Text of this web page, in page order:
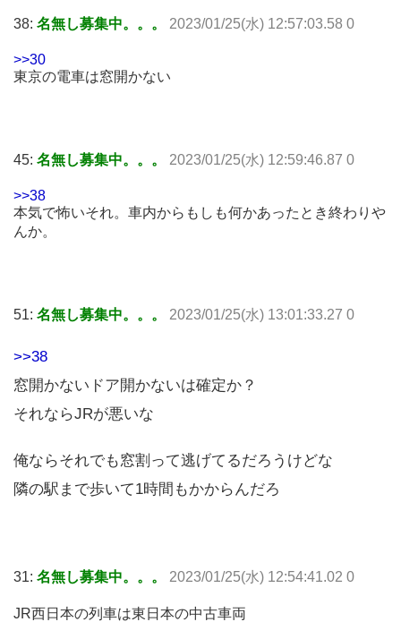
38: 名無し募集中。。。 2023/01/25(水) 12:57:03.58 0
>>30
東京の電車は窓開かない
45: 名無し募集中。。。 2023/01/25(水) 12:59:46.87 0
>>38
本気で怖いそれ。車内からもしも何かあったとき終わりや
んか。
51: 名無し募集中。。。 2023/01/25(水) 13:01:33.27 0
>>38
窓開かないドア開かないは確定か？
それならJRが悪いな
俺ならそれでも窓割って逃げてるだろうけどな
隣の駅まで歩いて1時間もかからんだろ
31: 名無し募集中。。。 2023/01/25(水) 12:54:41.02 0
JR西日本の列車は東日本の中古車両